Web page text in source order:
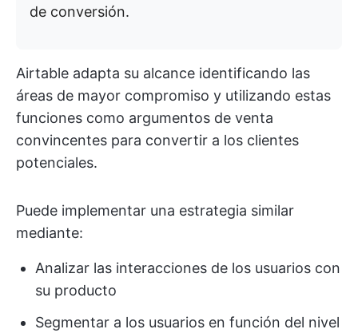
de conversión.
Airtable adapta su alcance identificando las
áreas de mayor compromiso y utilizando estas
funciones como argumentos de venta
convincentes para convertir a los clientes
potenciales.
Puede implementar una estrategia similar
mediante:
Analizar las interacciones de los usuarios con
su producto
Segmentar a los usuarios en función del nivel